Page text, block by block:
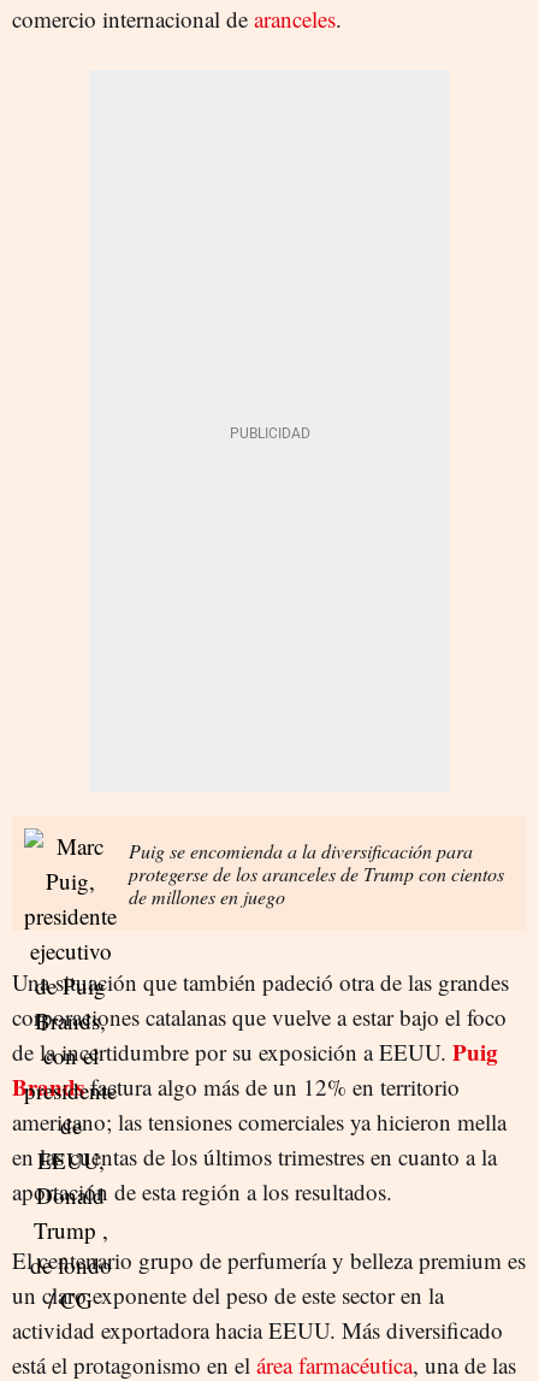
comercio internacional de aranceles.
Puig se encomienda a la diversificación para
protegerse de los aranceles de Trump con cientos
de millones en juego
Una situación que también padeció otra de las grandes
corporaciones catalanas que vuelve a estar bajo el foco
de la incertidumbre por su exposición a EEUU. Puig
Brandsfactura algo más de un 12% en territorio
americano; las tensiones comerciales ya hicieron mella
en las cuentas de los últimos trimestres en cuanto a la
aportación de esta región a los resultados.
El centenario grupo de perfumería y belleza premium es
un claro exponente del peso de este sector en la
actividad exportadora hacia EEUU. Más diversificado
está el protagonismo en el área farmacéutica, una de las